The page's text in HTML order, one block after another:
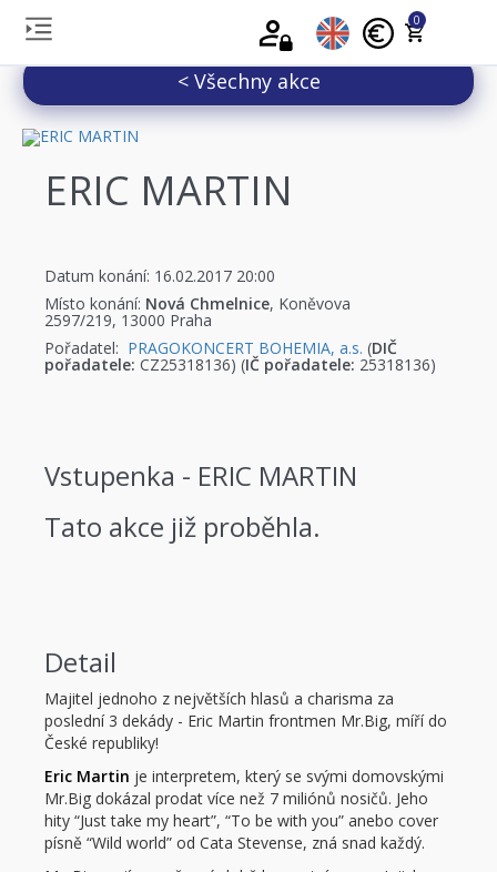
0
< Všechny akce
ERIC MARTIN
Datum konání: 16.02.2017 20:00
Místo konání: Nová Chmelnice, Koněvova
2597/219, 13000 Praha
Pořadatel: PRAGOKONCERT BOHEMIA, a.s. (DIČ
pořadatele: CZ25318136) (IČ pořadatele: 25318136)
Vstupenka - ERIC MARTIN
Tato akce již proběhla.
Detail
Majitel jednoho z největších hlasů a charisma za
poslední 3 dekády - Eric Martin frontmen Mr.Big, míří do
České republiky!
Eric Martin je interpretem, který se svými domovskými
Mr.Big dokázal prodat více než 7 miliónů nosičů. Jeho
hity “Just take my heart”, “To be with you” anebo cover
písně “Wild world” od Cata Stevense, zná snad každý.